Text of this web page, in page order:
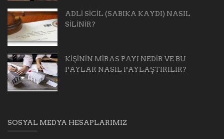
ADLİ SİCİL (SABIKA KAYDI) NASIL
SİLİNİR?
KİŞİNİN MİRAS PAYI NEDİR VE BU
PAYLAR NASIL PAYLAŞTIRILIR?
SOSYAL MEDYA HESAPLARIMIZ